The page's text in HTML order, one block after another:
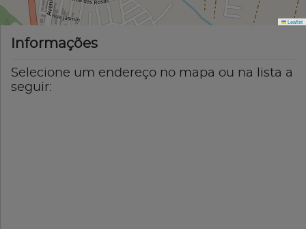
Leaflet
Informações
Selecione um endereço no mapa ou na lista a
seguir: